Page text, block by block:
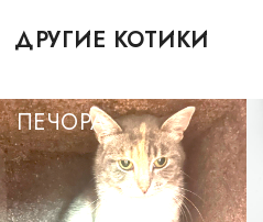
ДРУГИЕ КОТИКИ
ПЕЧОРА